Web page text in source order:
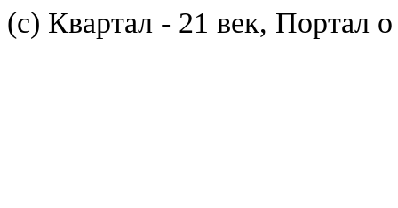
(с) Квартал - 21 век, Портал